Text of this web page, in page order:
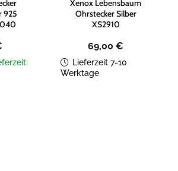
925
Xenox Lebensbaum
Ohrstecker Silber
XS2910
69,00 €
Lieferzeit 7-10
Werktage